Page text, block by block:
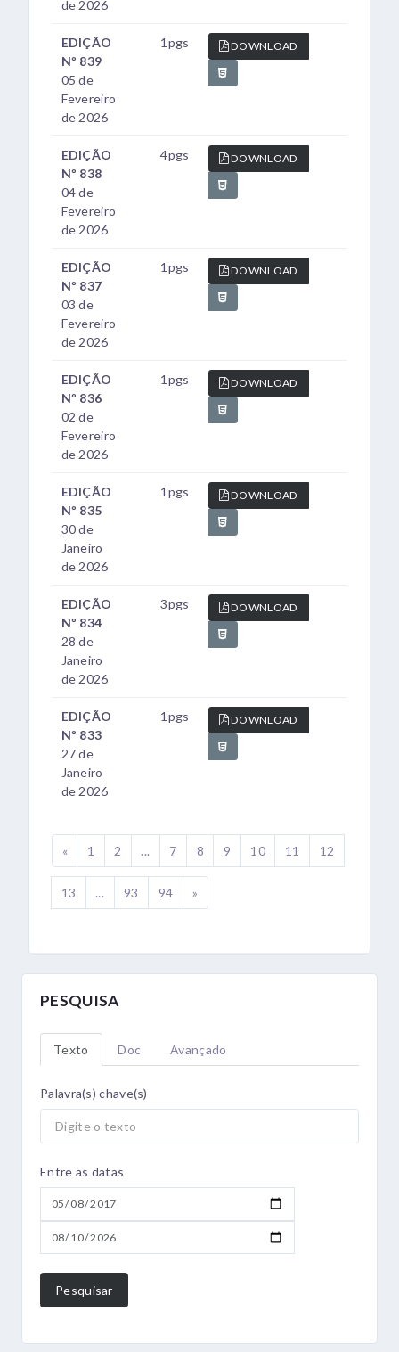
de 2026
EDIÇÃO
Nº 839
05 de
Fevereiro
de 2026
1pgs DOWNLOAD
EDIÇÃO
Nº 838
04 de
Fevereiro
de 2026
4pgs DOWNLOAD
EDIÇÃO
Nº 837
03 de
Fevereiro
de 2026
1pgs DOWNLOAD
EDIÇÃO
Nº 836
02 de
Fevereiro
de 2026
1pgs DOWNLOAD
EDIÇÃO
Nº 835
30 de
Janeiro
de 2026
1pgs DOWNLOAD
EDIÇÃO
Nº 834
28 de
Janeiro
de 2026
3pgs DOWNLOAD
EDIÇÃO
Nº 833
27 de
Janeiro
de 2026
1pgs DOWNLOAD
« 1 2 ... 7 8 9 10 11 12
13 ... 93 94 »
PESQUISA
Texto Doc Avançado
Palavra(s) chave(s)
Entre as datas
Pesquisar